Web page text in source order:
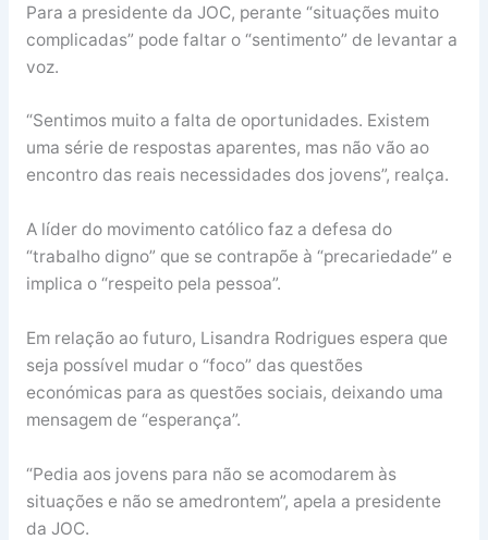
Para a presidente da JOC, perante “situações muito
complicadas” pode faltar o “sentimento” de levantar a
voz.
“Sentimos muito a falta de oportunidades. Existem
uma série de respostas aparentes, mas não vão ao
encontro das reais necessidades dos jovens”, realça.
A líder do movimento católico faz a defesa do
“trabalho digno” que se contrapõe à “precariedade” e
implica o “respeito pela pessoa”.
Em relação ao futuro, Lisandra Rodrigues espera que
seja possível mudar o “foco” das questões
económicas para as questões sociais, deixando uma
mensagem de “esperança”.
“Pedia aos jovens para não se acomodarem às
situações e não se amedrontem”, apela a presidente
da JOC.